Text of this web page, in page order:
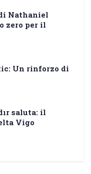
Nathaniel
zero per il
Un rinforzo di
saluta: il
Vigo